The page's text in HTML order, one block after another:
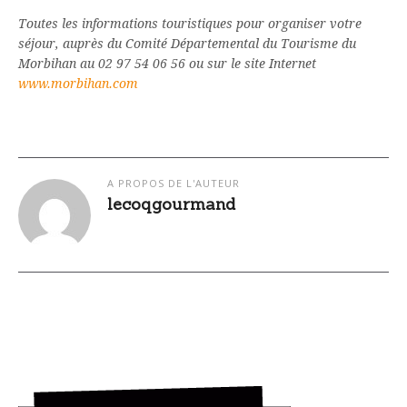
Toutes les informations touristiques pour organiser votre
séjour, auprès du Comité Départemental du Tourisme du
Morbihan au 02 97 54 06 56 ou sur le site Internet
www.morbihan.com
A PROPOS DE L'AUTEUR
lecoqgourmand